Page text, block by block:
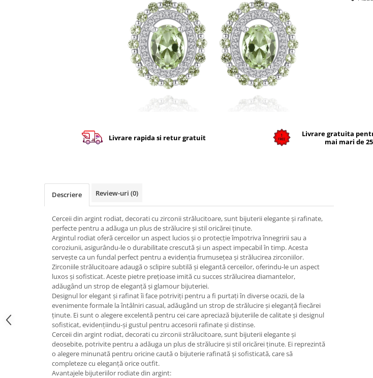
Livrare rapida si retur gratuit
Livrare gratuita
mai mari de
Descriere Review-uri (0)
Cerceii din argint rodiat, decorati cu zirconii strălucitoare, sunt bijuterii elegante și rafinate,
perfecte pentru a adăuga un plus de strălucire și stil oricărei ținute.
Argintul rodiat oferă cerceilor un aspect lucios și o protecție împotriva înnegririi sau a
coroziunii, asigurându-le o durabilitate crescută și un aspect impecabil în timp. Acesta
servește ca un fundal perfect pentru a evidenția frumusețea și strălucirea zirconiilor.
Zirconiile strălucitoare adaugă o sclipire subtilă și elegantă cerceilor, oferindu-le un aspect
luxos și sofisticat. Aceste pietre prețioase imită cu succes strălucirea diamantelor,
adăugând un strop de eleganță și glamour bijuteriei.
Designul lor elegant și rafinat îi face potriviți pentru a fi purtați în diverse ocazii, de la
evenimente formale la întâlniri casual, adăugând un strop de strălucire și eleganță fiecărei
ținute. Ei sunt o alegere excelentă pentru cei care apreciază bijuteriile de calitate și designul
sofisticat, evidențiindu-și gustul pentru accesorii rafinate și distinse.
Cerceii din argint rodiat, decorati cu zirconii strălucitoare, sunt bijuterii elegante și
deosebite, potrivite pentru a adăuga un plus de strălucire și stil oricărei ținute. Ei reprezintă
o alegere minunată pentru oricine caută o bijuterie rafinată și sofisticată, care să
completeze cu eleganță orice outfit.
Avantajele bijuteriilor rodiate din argint: